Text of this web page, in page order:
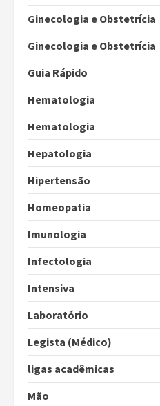
Ginecologia e Obstetrícia
Ginecologia e Obstetrícia
Guia Rápido
Hematologia
Hematologia
Hepatologia
Hipertensão
Homeopatia
Imunologia
Infectologia
Intensiva
Laboratório
Legista (Médico)
ligas acadêmicas
Mão